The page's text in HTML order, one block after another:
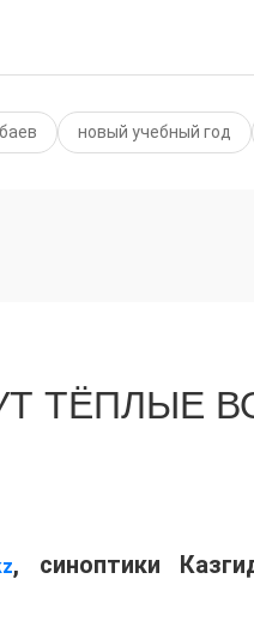
новый учебный год
ТЁПЛЫЕ
, синоптики